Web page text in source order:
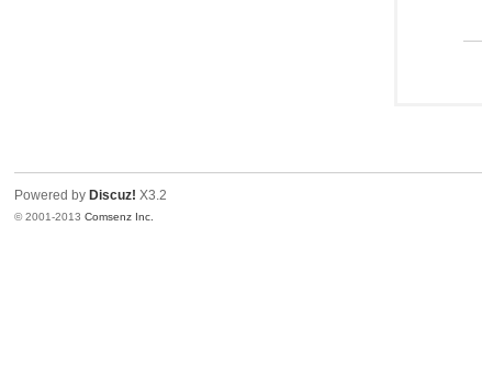
Powered by Discuz! X3.2
© 2001-2013Comsenz Inc.